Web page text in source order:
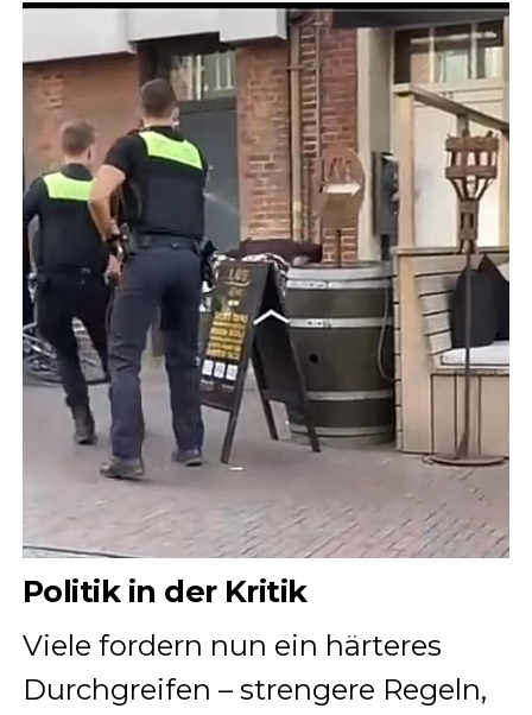
Politik in der Kritik
Viele fordern nun ein härteres
Durchgreifen – strengere Regeln,